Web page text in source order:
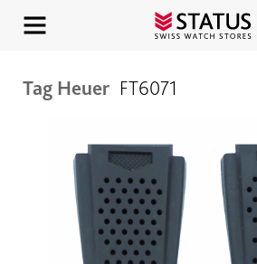
Tag Heuer FT6071